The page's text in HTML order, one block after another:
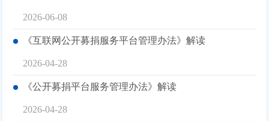
2026-06-08
《互联网公开募捐服务平台管理办法》解读
2026-04-28
《公开募捐平台服务管理办法》解读
2026-04-28